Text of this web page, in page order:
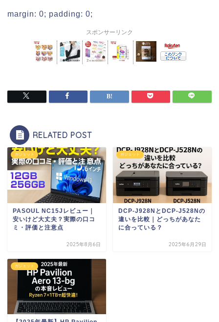
margin: 0; padding: 0;
スポンサーリンク
RELATED POST
ガジェット
PASOUL NC15Jレビュー｜
安いけど大丈夫？実際の口コ
ミ・評価と注意点
2025年8月6日
ガジェット
DCP-J928NとDCP-J528Nの
違いを比較｜どっちがあなた
に合っている？
2025年6月29日
ガジェット